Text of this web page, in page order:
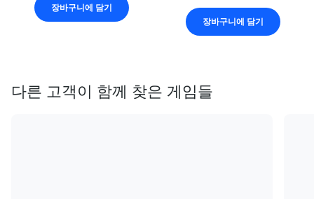
장바구니에 담기
장바구니에 담기
다른 고객이 함께 찾은 게임들